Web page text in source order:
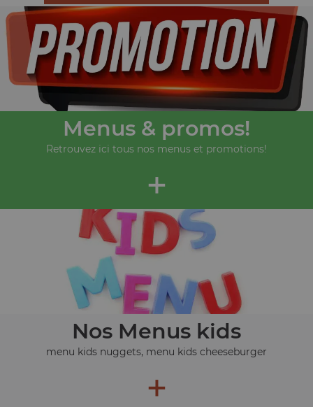
Menus & promos!
Retrouvez ici tous nos menus et promotions!
+
Nos Menus kids
menu kids nuggets, menu kids cheeseburger
+